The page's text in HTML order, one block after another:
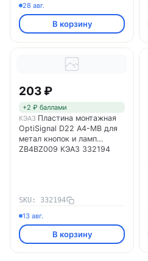
28 авг.
В корзину
203 ₽
+2 ₽ баллами
КЭАЗ Пластина монтажная
OptiSignal D22 A4-MB для
метал кнопок и ламп
ZB4BZ009 КЭАЗ 332194
SKU: 332194
13 авг.
В корзину